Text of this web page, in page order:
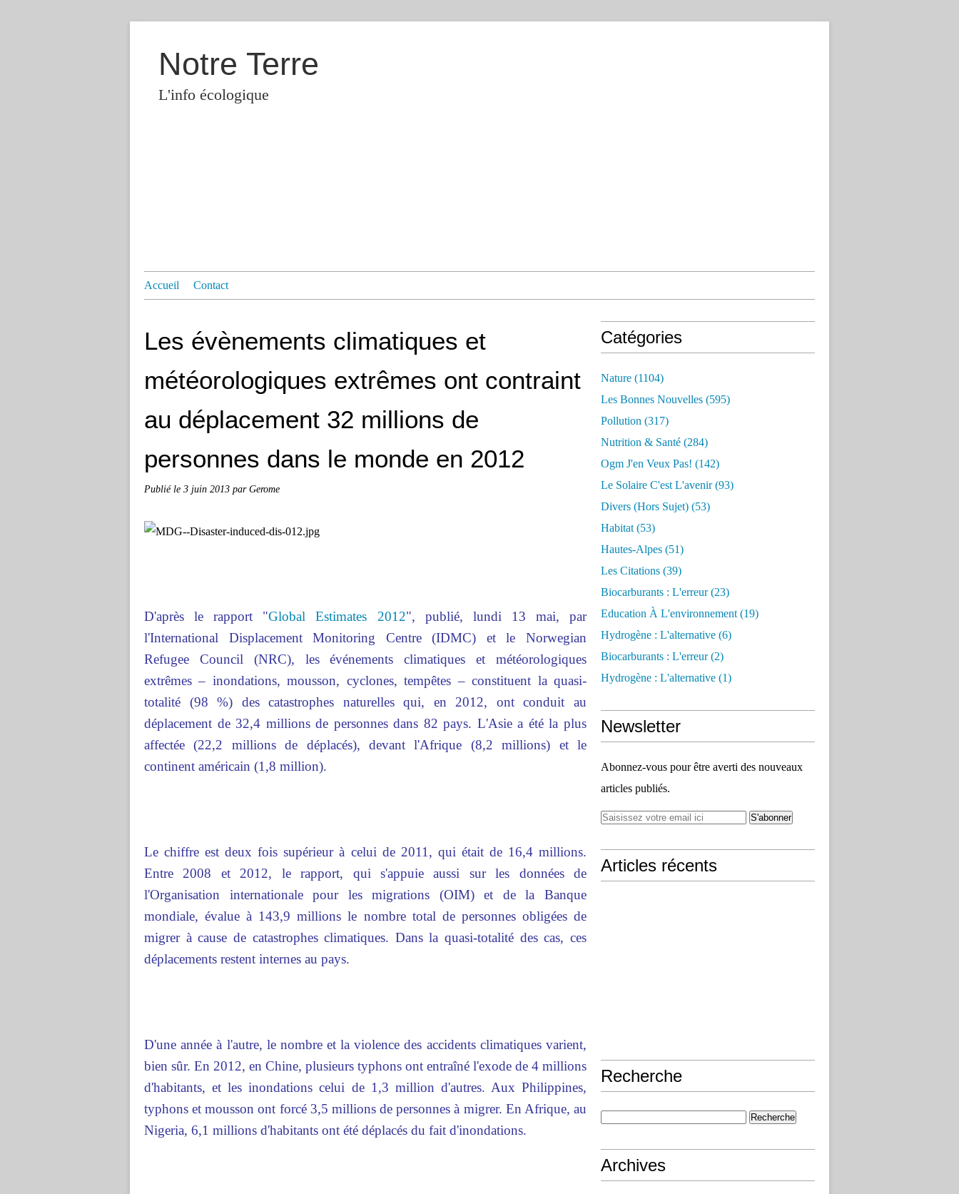
Notre Terre
L'info écologique
Accueil Contact
Les évènements climatiques et
météorologiques extrêmes ont contraint
au déplacement 32 millions de
personnes dans le monde en 2012
Publié le 3 juin 2013 par Gerome
D'après le rapport "Global Estimates 2012", publié, lundi 13 mai, par
l'International Displacement Monitoring Centre (IDMC) et le Norwegian
Refugee Council (NRC), les événements climatiques et météorologiques
extrêmes – inondations, mousson, cyclones, tempêtes – constituent la quasi-
totalité (98 %) des catastrophes naturelles qui, en 2012, ont conduit au
déplacement de 32,4 millions de personnes dans 82 pays. L'Asie a été la plus
affectée (22,2 millions de déplacés), devant l'Afrique (8,2 millions) et le
continent américain (1,8 million).
Le chiffre est deux fois supérieur à celui de 2011, qui était de 16,4 millions.
Entre 2008 et 2012, le rapport, qui s'appuie aussi sur les données de
l'Organisation internationale pour les migrations (OIM) et de la Banque
mondiale, évalue à 143,9 millions le nombre total de personnes obligées de
migrer à cause de catastrophes climatiques. Dans la quasi-totalité des cas, ces
déplacements restent internes au pays.
D'une année à l'autre, le nombre et la violence des accidents climatiques varient,
bien sûr. En 2012, en Chine, plusieurs typhons ont entraîné l'exode de 4 millions
d'habitants, et les inondations celui de 1,3 million d'autres. Aux Philippines,
typhons et mousson ont forcé 3,5 millions de personnes à migrer. En Afrique, au
Nigeria, 6,1 millions d'habitants ont été déplacés du fait d'inondations.
Catégories
Nature (1104)
Les Bonnes Nouvelles (595)
Pollution (317)
Nutrition & Santé (284)
Ogm J'en Veux Pas! (142)
Le Solaire C'est L'avenir(93)
Divers (hors Sujet) (53)
Habitat (53)
Hautes-Alpes (51)
Les Citations (39)
Biocarburants : L'erreur(23)
Education À L'environnement (19)
Hydrogène : L'alternative (6)
Biocarburants : L'erreur(2)
Hydrogène : L'alternative (1)
Newsletter
Abonnez-vous pour être averti des nouveaux
articles publiés.
Articles récents
Recherche
Archives